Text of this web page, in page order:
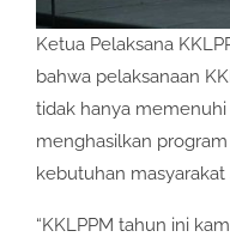
Ketua Pelaksana
bahwa pelaksanaan
tidak hanya
menghasilkan
kebutuhan masyarakat
“KKLPPM tahun ini